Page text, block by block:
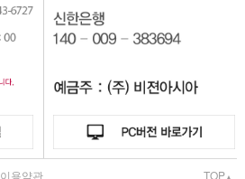
이용약관 TOP